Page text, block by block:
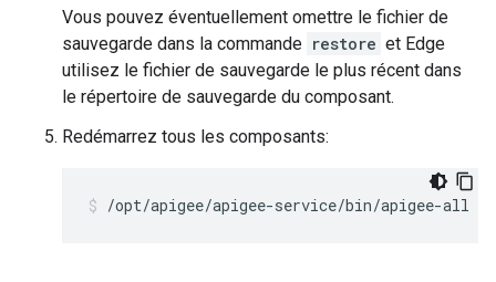
Vous pouvez éventuellement omettre le fichier de
sauvegarde dans la commande restore et Edge
utilisez le fichier de sauvegarde le plus récent dans
le répertoire de sauvegarde du composant.
Redémarrez tous les composants:
/opt/apigee/apigee-service/bin/apigee-all